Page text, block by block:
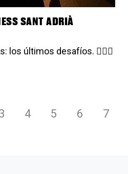
SANT ADRIÀ
los últimos desafíos. 🕵🏻‍♀️
4 5 6 7